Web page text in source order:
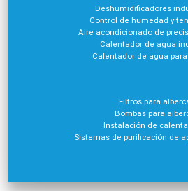
Deshumidificadores
Control de humedad y
Aire acondicionado de
Calentador de agua
Calentador de agua
Filtros para
Bombas para
Instalación de
Sistemas de purificación de